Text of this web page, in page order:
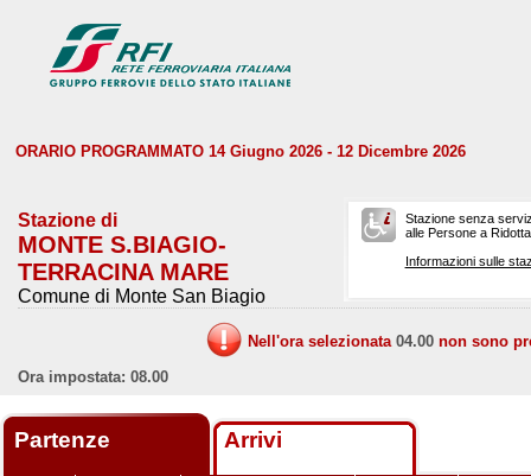
ORARIO PROGRAMMATO 14 Giugno 2026 - 12 Dicembre 2026
Stazione di
MONTE S.BIAGIO-
TERRACINA MARE
Comune di Monte San Biagio
Stazione senza
alle Persone a
Informazioni sulle
Nell'ora selezionata 04.00 non sono
Ora impostata: 08.00
Partenze Arrivi